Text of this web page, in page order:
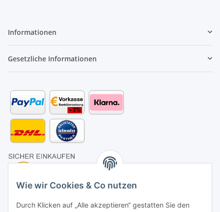
Informationen
Gesetzliche Informationen
Wie wir Cookies & Co nutzen
Durch Klicken auf „Alle akzeptieren“ gestatten Sie den